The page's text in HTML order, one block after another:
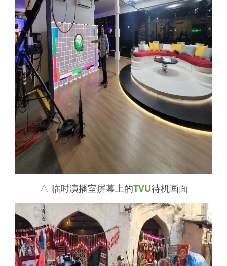
△ 临时演播室屏幕上的TVU待机画面